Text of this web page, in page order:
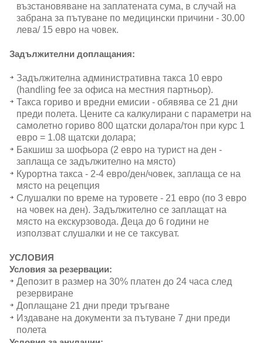
възстановяване на заплатената сума, в случай на
забрана за пътуване по медицински причини - 30.00
лева/ 15 евро на човек.
Задължителни доплащания:
Задължителна административна такса 10 евро
(handling fee за офиса на местния партньор).
Такса гориво и вредни емисии - обявява се 21 дни
преди полета. Цените са калкулирани с параметри на
самолетно гориво 800 щатски долара/тон при курс 1
евро = 1.08 щатски долара;
Бакшиш за шофьора (2 евро на турист на ден -
заплаща се задължително на място)
Курортна такса - 2-4 евро/ден/човек, заплаща се на
място на рецепция
Слушалки по време на туровете - 21 евро (по 3 евро
на човек на ден). Задължително се заплащат на
място на екскурзовода. Деца до 6 години не
използват слушалки и не се таксуват.
УСЛОВИЯ
Условия за резервации:
Депозит в размер на 30% платен до 24 часа след
резервиране
Доплащане 21 дни преди тръгване
Издаване на документи за пътуване 7 дни преди
полета